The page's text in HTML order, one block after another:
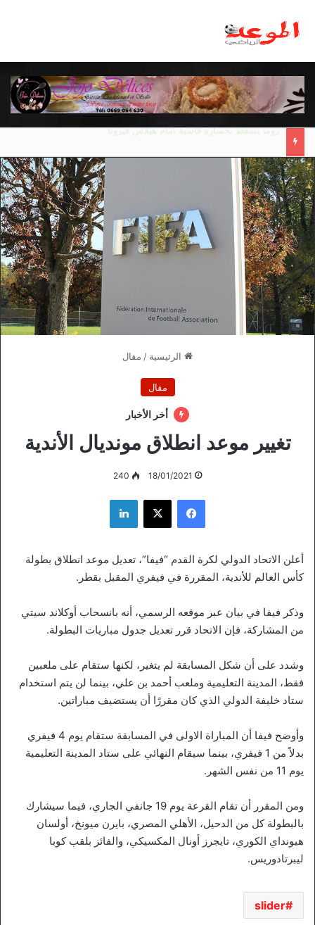
الرئيسية / مقال
مقال
أخر الأخبار
تغيير موعد انطلاق مونديال الأندية
18/01/2021
240
فيسبوك ‫X لينكدإن
أعلن الاتحاد الدولي لكرة القدم “فيفا”، تعديل موعد انطلاق بطولة
كأس العالم للأندية، المقررة في فيفري المقبل بقطر.
وذكر فيفا في بيان عبر موقعه الرسمي، أنه بانسحاب أوكلاند سيتي
من المشاركة، فإن الاتحاد قرر تعديل جدول مباريات البطولة.
وشدد على أن شكل المسابقة لم يتغير، لكنها ستقام على ملعبين
فقط، المدينة التعليمية وملعب أحمد بن علي، بينما لن يتم استخدام
ستاد خليفة الدولي الذي كان مقررًا أن يستضيف مباراتين.
وأوضح فيفا أن المباراة الاولى في المسابقة ستقام يوم 4 فيفري
بدلاً من 1 فيفري، بينما سيقام النهائي على ستاد المدينة التعليمية
يوم 11 من نفس الشهر.
ومن المقرر أن تقام القرعة يوم 19 جانفي الجاري، فيما سيشارك
بالبطولة كل من الدحيل، الأهلي المصري، بايرن ميونخ، أولسان
هيونداي الكوري، تايجرز أونال المكسيكي، والفائز بلقب كوبا
ليبرتادوريس.
slider